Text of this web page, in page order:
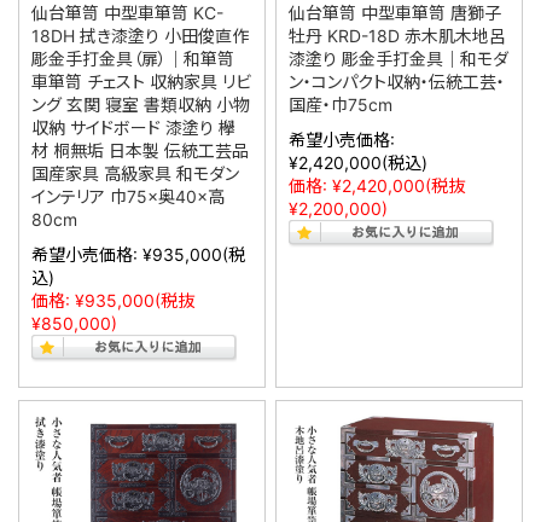
仙台箪笥 中型車箪笥 KC-
18DH 拭き漆塗り 小田俊直作
彫金手打金具（扉）｜和箪笥
車箪笥 チェスト 収納家具 リビ
ング 玄関 寝室 書類収納 小物
収納 サイドボード 漆塗り 欅
材 桐無垢 日本製 伝統工芸品
国産家具 高級家具 和モダン
インテリア 巾75×奥40×高
80cm
希望小売価格: ¥935,000(税
込)
価格: ¥935,000(税抜
¥850,000)
仙台箪笥 中型車箪笥 唐獅子
牡丹 KRD-18D 赤木肌木地呂
漆塗り 彫金手打金具｜和モダ
ン・コンパクト収納・伝統工芸・
国産・巾75cm
希望小売価格:
¥2,420,000(税込)
価格: ¥2,420,000(税抜
¥2,200,000)